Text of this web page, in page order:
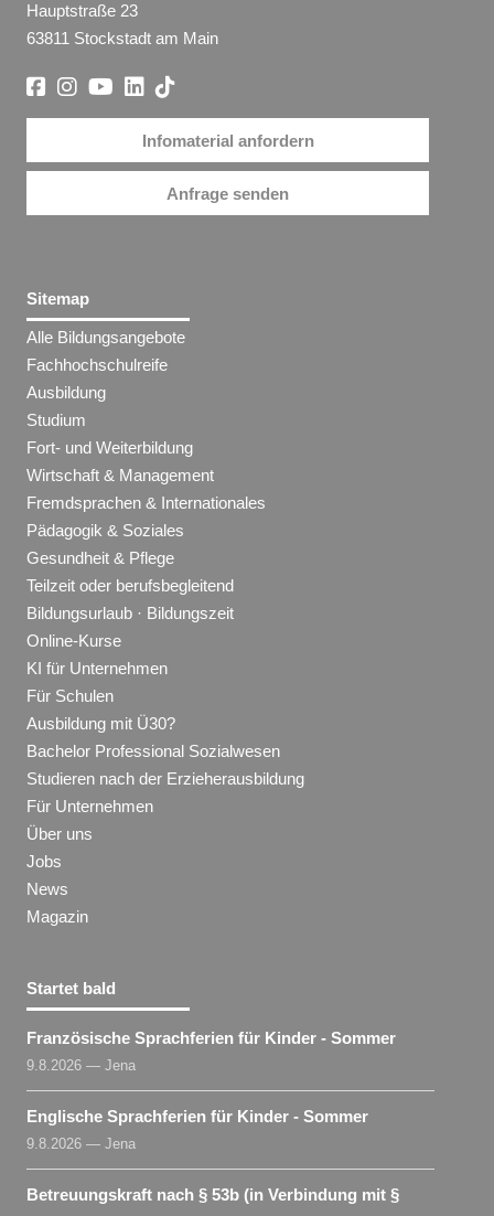
Hauptstraße 23
63811 Stockstadt am Main
Infomaterial anfordern
Anfrage senden
Sitemap
Alle Bildungsangebote
Fachhochschulreife
Ausbildung
Studium
Fort- und Weiterbildung
Wirtschaft & Management
Fremdsprachen & Internationales
Pädagogik & Soziales
Gesundheit & Pflege
Teilzeit oder berufsbegleitend
Bildungsurlaub · Bildungszeit
Online-Kurse
KI für Unternehmen
Für Schulen
Ausbildung mit Ü30?
Bachelor Professional Sozialwesen
Studieren nach der Erzieherausbildung
Für Unternehmen
Über uns
Jobs
News
Magazin
Startet bald
Französische Sprachferien für Kinder - Sommer
9.8.2026 — Jena
Englische Sprachferien für Kinder - Sommer
9.8.2026 — Jena
Betreuungskraft nach § 53b (in Verbindung mit §